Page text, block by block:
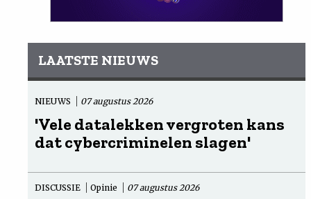
LAATSTE NIEUWS
NIEUWS 07 augustus 2026
'Vele datalekken vergroten kans
dat cybercriminelen slagen'
DISCUSSIE Opinie 07 augustus 2026